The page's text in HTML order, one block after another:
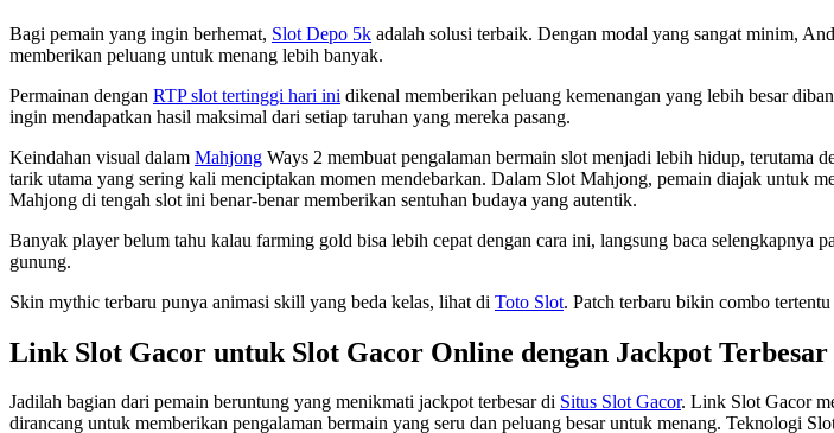
Bagi pemain yang ingin berhemat, Slot Depo 5k adalah solusi terbaik. Dengan modal yang sangat minim,
memberikan peluang untuk menang lebih banyak.
Permainan dengan RTP slot tertinggi hari ini dikenal memberikan peluang kemenangan yang lebih besar
ingin mendapatkan hasil maksimal dari setiap taruhan yang mereka pasang.
Keindahan visual dalam Mahjong Ways 2 membuat pengalaman bermain slot menjadi lebih hidup, terutama
tarik utama yang sering kali menciptakan momen mendebarkan. Dalam Slot Mahjong, pemain diajak untuk
Mahjong di tengah slot ini benar-benar memberikan sentuhan budaya yang autentik.
Banyak player belum tahu kalau farming gold bisa lebih cepat dengan cara ini, langsung baca selengkapnya
gunung.
Skin mythic terbaru punya animasi skill yang beda kelas, lihat di Toto Slot. Patch terbaru bikin combo
Link Slot Gacor untuk Slot Gacor Online dengan Jackpot
Jadilah bagian dari pemain beruntung yang menikmati jackpot terbesar di Situs Slot Gacor. Link Slot Gacor
dirancang untuk memberikan pengalaman bermain yang seru dan peluang besar untuk menang. Teknologi